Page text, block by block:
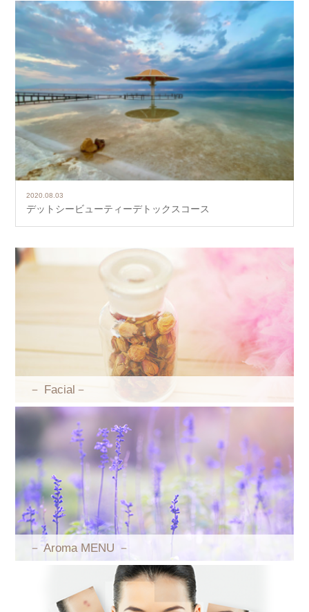
2020.08.03
デットシービューティーデトックスコース
－ Facial－
－ Aroma MENU －